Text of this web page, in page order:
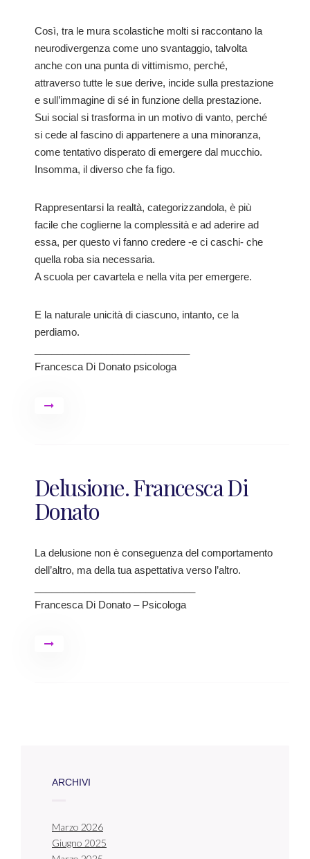
Così, tra le mura scolastiche molti si raccontano la
neurodivergenza come uno svantaggio, talvolta
anche con una punta di vittimismo, perché,
attraverso tutte le sue derive, incide sulla prestazione
e sull’immagine di sé in funzione della prestazione.
Sui social si trasforma in un motivo di vanto, perché
si cede al fascino di appartenere a una minoranza,
come tentativo disperato di emergere dal mucchio.
Insomma, il diverso che fa figo.
Rappresentarsi la realtà, categorizzandola, è più
facile che coglierne la complessità e ad aderire ad
essa, per questo vi fanno credere -e ci caschi- che
quella roba sia necessaria.
A scuola per cavartela e nella vita per emergere.
E la naturale unicità di ciascuno, intanto, ce la
perdiamo.
Francesca Di Donato psicologa
Delusione. Francesca Di
Donato
La delusione non è conseguenza del comportamento
dell’altro, ma della tua aspettativa verso l’altro.
Francesca Di Donato – Psicologa
ARCHIVI
Marzo 2026
Giugno 2025